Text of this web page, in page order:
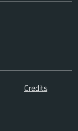
Credits